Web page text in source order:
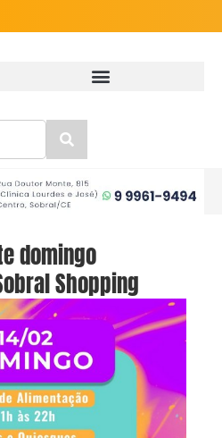
domingo
Shopping